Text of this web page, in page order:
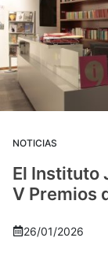
NOTICIAS
El Instituto
V Premios
26/01/2026